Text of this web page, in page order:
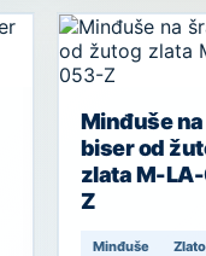
Minđuše
biser od
zlata M-
Z
Minđuše